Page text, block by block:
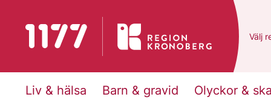
Till startsidan för 1177 Du
Välj
Liv & hälsa Barn & gravid Olyckor &